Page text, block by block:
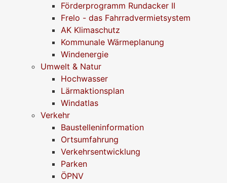
Förderprogramm Rundacker II
Frelo - das Fahrradvermietsystem
AK Klimaschutz
Kommunale Wärmeplanung
Windenergie
Umwelt & Natur
Hochwasser
Lärmaktionsplan
Windatlas
Verkehr
Baustelleninformation
Ortsumfahrung
Verkehrsentwicklung
Parken
ÖPNV